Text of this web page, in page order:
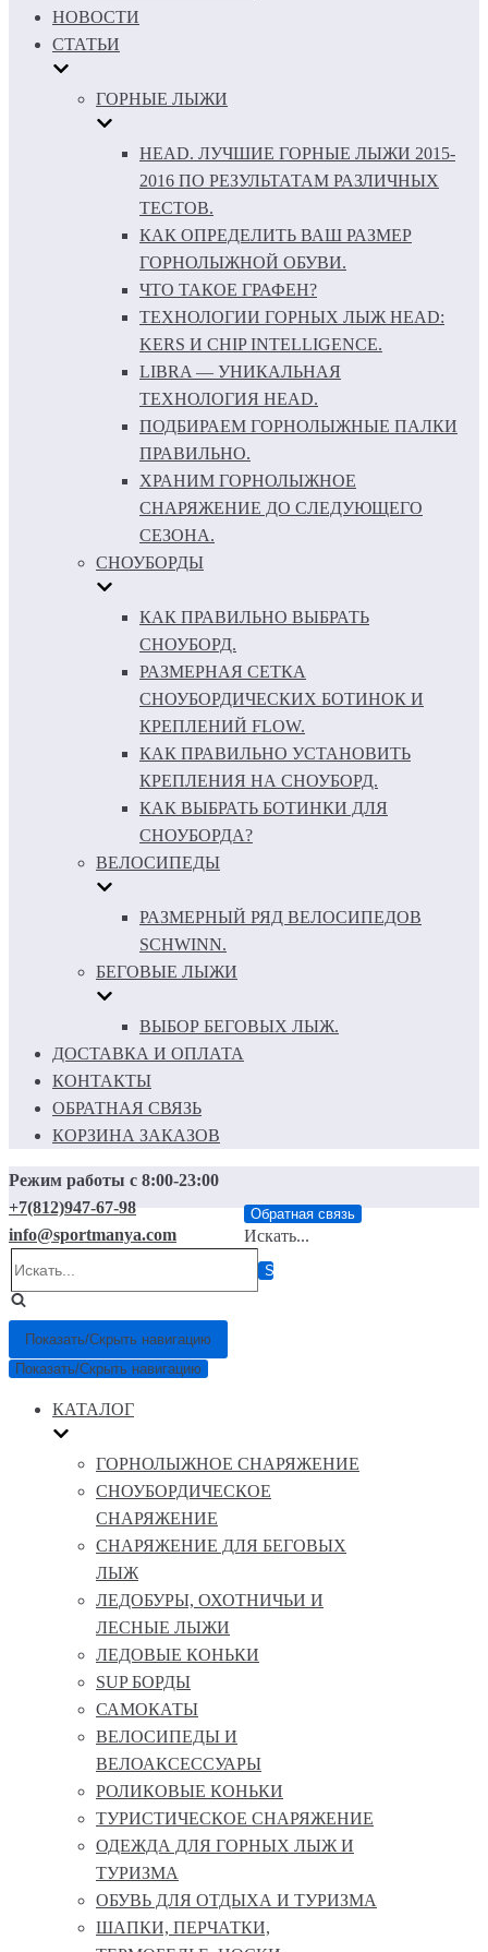
НОВОСТИ
СТАТЬИ
ГОРНЫЕ ЛЫЖИ
HEAD. ЛУЧШИЕ ГОРНЫЕ ЛЫЖИ 2015-
2016 ПО РЕЗУЛЬТАТАМ РАЗЛИЧНЫХ
ТЕСТОВ.
КАК ОПРЕДЕЛИТЬ ВАШ РАЗМЕР
ГОРНОЛЫЖНОЙ ОБУВИ.
ЧТО ТАКОЕ ГРАФЕН?
ТЕХНОЛОГИИ ГОРНЫХ ЛЫЖ HEAD:
KERS И CHIP INTELLIGENCE.
LIBRA — УНИКАЛЬНАЯ
ТЕХНОЛОГИЯ HEAD.
ПОДБИРАЕМ ГОРНОЛЫЖНЫЕ ПАЛКИ
ПРАВИЛЬНО.
ХРАНИМ ГОРНОЛЫЖНОЕ
СНАРЯЖЕНИЕ ДО СЛЕДУЮЩЕГО
СЕЗОНА.
СНОУБОРДЫ
КАК ПРАВИЛЬНО ВЫБРАТЬ
СНОУБОРД.
РАЗМЕРНАЯ СЕТКА
СНОУБОРДИЧЕСКИХ БОТИНОК И
КРЕПЛЕНИЙ FLOW.
КАК ПРАВИЛЬНО УСТАНОВИТЬ
КРЕПЛЕНИЯ НА СНОУБОРД.
КАК ВЫБРАТЬ БОТИНКИ ДЛЯ
СНОУБОРДА?
ВЕЛОСИПЕДЫ
РАЗМЕРНЫЙ РЯД ВЕЛОСИПЕДОВ
SCHWINN.
БЕГОВЫЕ ЛЫЖИ
ВЫБОР БЕГОВЫХ ЛЫЖ.
ДОСТАВКА И ОПЛАТА
КОНТАКТЫ
ОБРАТНАЯ СВЯЗЬ
КОРЗИНА ЗАКАЗОВ
Режим работы с 8:00-23:00
+7(812)947-67-98
info@sportmanya.com
Обратная связь
Искать...
Показать/Скрыть навигацию
Показать/Скрыть навигацию
КАТАЛОГ
ГОРНОЛЫЖНОЕ СНАРЯЖЕНИЕ
СНОУБОРДИЧЕСКОЕ
СНАРЯЖЕНИЕ
СНАРЯЖЕНИЕ ДЛЯ БЕГОВЫХ
ЛЫЖ
ЛЕДОБУРЫ, ОХОТНИЧЬИ И
ЛЕСНЫЕ ЛЫЖИ
ЛЕДОВЫЕ КОНЬКИ
SUP БОРДЫ
САМОКАТЫ
ВЕЛОСИПЕДЫ И
ВЕЛОАКСЕССУАРЫ
РОЛИКОВЫЕ КОНЬКИ
ТУРИСТИЧЕСКОЕ СНАРЯЖЕНИЕ
ОДЕЖДА ДЛЯ ГОРНЫХ ЛЫЖ И
ТУРИЗМА
ОБУВЬ ДЛЯ ОТДЫХА И ТУРИЗМА
ШАПКИ, ПЕРЧАТКИ,